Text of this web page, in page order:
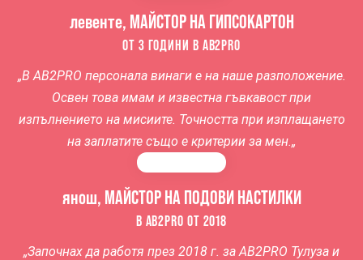
левенте, МАЙСТОР НА ГИПСОКАРТОН
ОТ 3 ГОДИНИ В AB2PRO
„В AB2PRO персонала винаги е на наше разположение.
Освен това имам и известна гъвкавост при
изпълнението на мисиите. Точността при изплащането
на заплатите също е критерии за мен.„
янош, МАЙСТОР НА ПОДОВИ НАСТИЛКИ
В AB2PRO ОТ 2018
„Започнах да работя през 2018 г. заAB2PRO Тулуза и